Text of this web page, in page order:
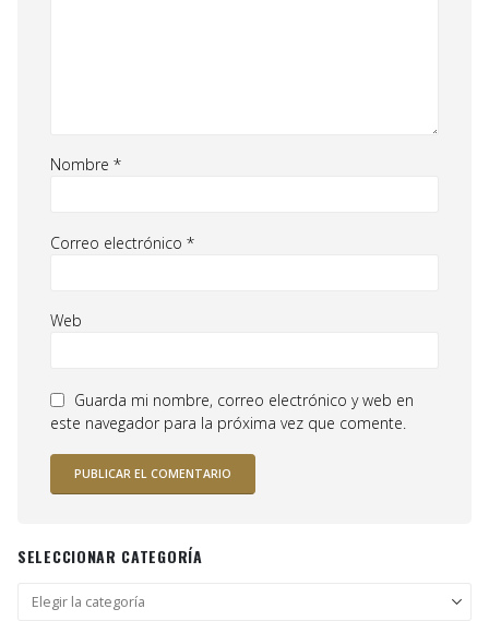
Nombre *
Correo electrónico *
Web
Guarda mi nombre, correo electrónico y web en
este navegador para la próxima vez que comente.
SELECCIONAR CATEGORÍA
Seleccionar
categoría